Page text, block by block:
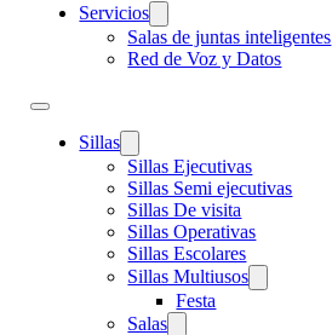
Servicios
Salas de juntas inteligentes
Red de Voz y Datos
Sillas
Sillas Ejecutivas
Sillas Semi ejecutivas
Sillas De visita
Sillas Operativas
Sillas Escolares
Sillas Multiusos
Festa
Salas